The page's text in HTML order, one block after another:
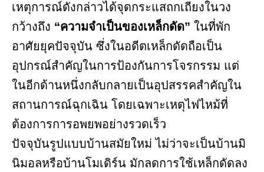
เหตุการณ์ดังกล่าวได้จุดกระแสถกเถียงในวง
กว้างถึง “ความจำเป็นของเหล็กดัด” ในที่พัก
อาศัยยุคปัจจุบัน ซึ่งในอดีตเหล็กดัดถือเป็น
อุปกรณ์สำคัญในการป้องกันการโจรกรรม แต่
ในอีกด้านหนึ่งกลับกลายเป็นอุปสรรคสำคัญใน
สถานการณ์ฉุกเฉิน โดยเฉพาะเหตุไฟไหม้ที่
ต้องการการอพยพอย่างรวดเร็ว
ปัจจุบันรูปแบบบ้านสมัยใหม่ ไม่ว่าจะเป็นบ้านมิ
นิมอลหรือบ้านโมเดิร์น มักลดการใช้เหล็กดัดลง